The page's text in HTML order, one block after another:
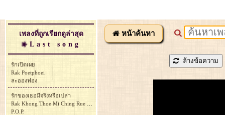
หน้าค้นหา
ล้างข้อความ
เพลงที่ถูกเรียกดูล่าสุด
Last song
รักเปิดเผย
Rak Poetphoei
ละอองฟอง
รักของเธอมีจริงหรือเปล่า
Rak Khong Thoe Mi Ching Rue Plao
P.O.P.